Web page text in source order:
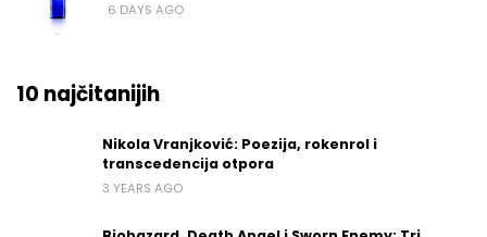
6 DAYS AGO
10 najčitanijih
Nikola Vranjković: Poezija, rokenrol i
transcedencija otpora
3 YEARS AGO